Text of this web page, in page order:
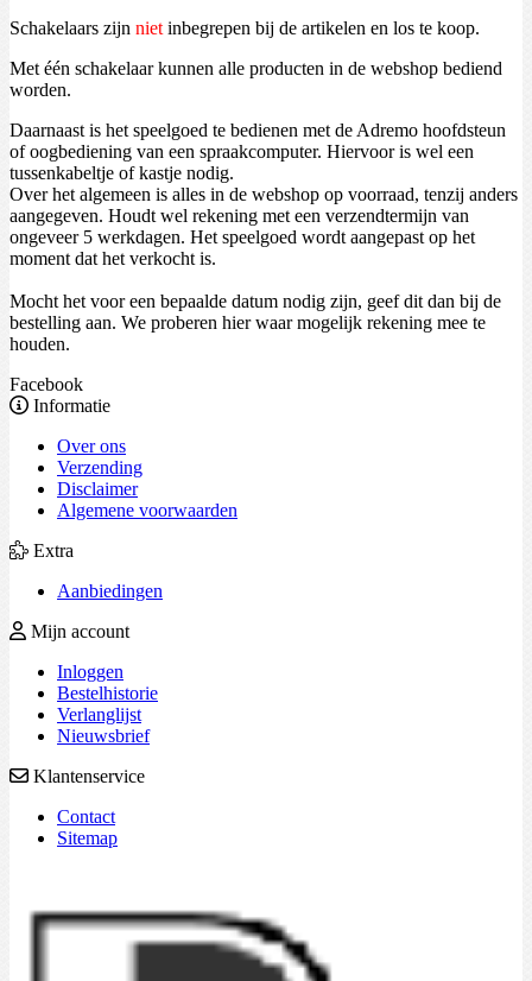
Schakelaars zijn niet inbegrepen bij de artikelen en los te koop.
Met één schakelaar kunnen alle producten in de webshop bediend
worden.
Daarnaast is het speelgoed te bedienen met de Adremo hoofdsteun
of oogbediening van een spraakcomputer. Hiervoor is wel een
tussenkabeltje of kastje nodig.
Over het algemeen is alles in de webshop op voorraad, tenzij anders
aangegeven. Houdt wel rekening met een verzendtermijn van
ongeveer 5 werkdagen. Het speelgoed wordt aangepast op het
moment dat het verkocht is.
Mocht het voor een bepaalde datum nodig zijn, geef dit dan bij de
bestelling aan. We proberen hier waar mogelijk rekening mee te
houden.
Facebook
Informatie
Over ons
Verzending
Disclaimer
Algemene voorwaarden
Extra
Aanbiedingen
Mijn account
Inloggen
Bestelhistorie
Verlanglijst
Nieuwsbrief
Klantenservice
Contact
Sitemap